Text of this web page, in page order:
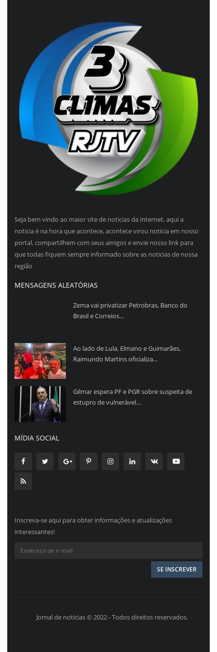
Seja bem vindo ao maior site de noticias da internet, aqui a
noticia é na hora que acontece, acontece virou noticia em nosso
portal, compartilhem com seus amigos e envie nosso link para
que todas fiquem sempre informado sobre as noticias de nossa
região
MENSAGENS ALEATÓRIAS
Zema vai privatizar Petrobras, Banco do
Brasil e Correios...
Ao lado de Lula, Elmano e Guimarães,
Raimundo Martins oficializa...
Gilmar espera PF e PGR sobre suspeita de
estupro de vulnerável...
MÍDIA SOCIAL
Inscreva-se aqui para obter informações e atualizações
interessantes!
Jornal de noticias © 2022 - Todos direitos reservados.